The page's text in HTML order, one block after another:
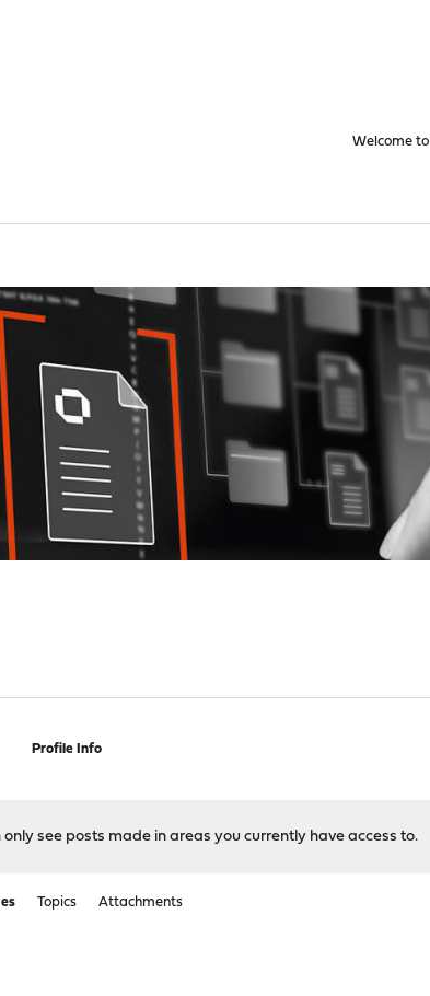
Welcome to
Profile Info
see posts made in areas you currently have access to.
Topics Attachments